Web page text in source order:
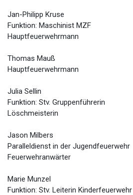
Jan-Philipp Kruse
Funktion: Maschinist MZF
Hauptfeuerwehrmann
Thomas Mauß
Hauptfeuerwehrmann
Julia Sellin
Funktion: Stv. Gruppenführerin
Löschmeisterin
Jason Milbers
Paralleldienst in der Jugendfeuerwehr
Feuerwehranwärter
Marie Munzel
Funktion: Stv. Leiterin Kinderfeuerwehr